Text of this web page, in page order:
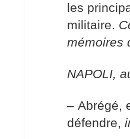
les
militaire.
mémoires
NAPOLI,
– Abrégé,
défendre,